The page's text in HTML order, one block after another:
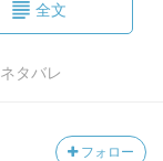
全文
ネタバレ
フォロー